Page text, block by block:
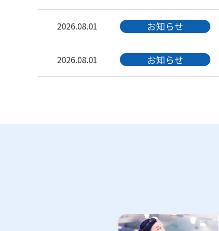
2026.08.01 お知らせ
2026.08.01 お知らせ
2026.08.01 お知らせ